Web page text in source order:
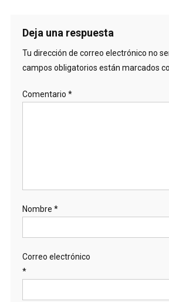
Deja una respuesta
Tu dirección de correo electrónico no
campos obligatorios están marcados
Comentario *
Nombre *
Correo electrónico
*